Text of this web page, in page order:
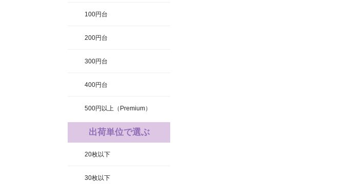
100円台
200円台
300円台
400円台
500円以上（Premium）
出荷単位で選ぶ
20枚以下
30枚以下